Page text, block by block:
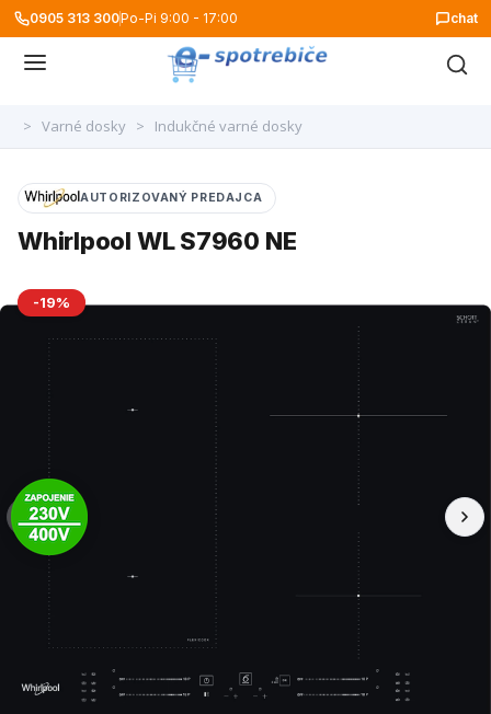
0905 313 300Po-Pi 9:00 - 17:00 chat
> Varné dosky > Indukčné varné dosky
-19%
AUTORIZOVANÝ PREDAJCA
Whirlpool WL S7960 NE